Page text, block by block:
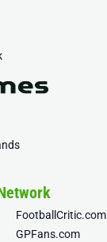
FootballCritic.com
GPFans.com